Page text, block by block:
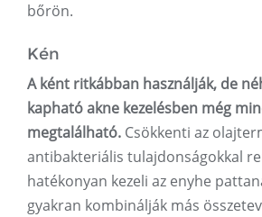
bőrön.
Kén
A ként ritkábban használják, de
kapható akne kezelésben még
megtalálható. Csökkenti az
antibakteriális tulajdonságokkal
hatékonyan kezeli az enyhe
gyakran kombinálják más